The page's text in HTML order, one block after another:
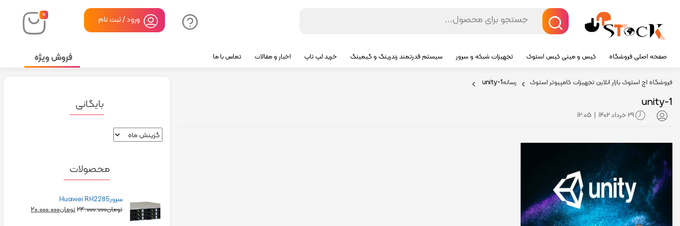
۰ ورود / ثبت نام
صفحه اصلی فروشگاه کیس و مینی کیس استوک تجهیزات شبکه و سرور سیستم قدرتمند رندرینگ و گیمینگ خرید لپ تاپ اخبار و مقالات تماس با ما فروش ویژه
فروشگاه اچ استوک بازار انلاین تجهیزات کامپیوتر استوک رسانهunity-1
unity-1
29 خرداد 1402 |
12:05
بایگانی
محصولات
سرورHuawei RH2285
تومان۲۴.۰۰۰.۰۰۰تومان۲۰.۰۰۰.۰۰۰